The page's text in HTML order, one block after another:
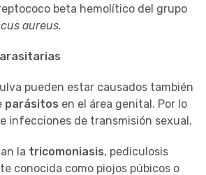
beta hemolítico del grupo
aureus.
pueden estar causados también
parásitos en el área genital. Por lo
infecciones de transmisión sexual.
la tricomoniasis, pediculosis
conocida como piojos púbicos o